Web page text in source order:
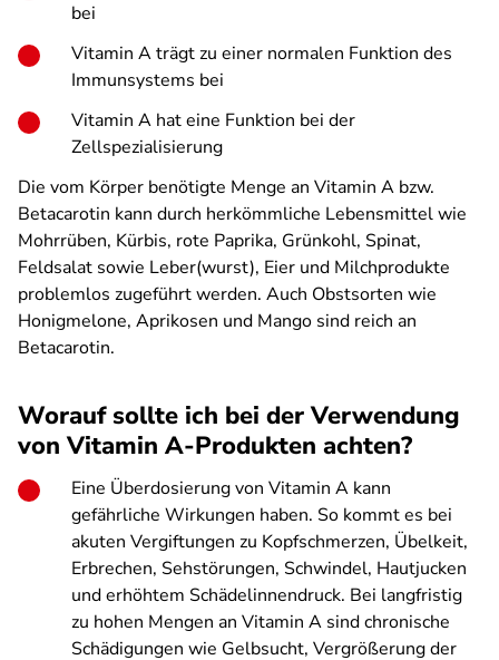
bei
Vitamin A trägt zu einer normalen Funktion des
Immunsystems bei
Vitamin A hat eine Funktion bei der
Zellspezialisierung
Die vom Körper benötigte Menge an Vitamin A bzw.
Betacarotin kann durch herkömmliche Lebensmittel wie
Mohrrüben, Kürbis, rote Paprika, Grünkohl, Spinat,
Feldsalat sowie Leber(wurst), Eier und Milchprodukte
problemlos zugeführt werden. Auch Obstsorten wie
Honigmelone, Aprikosen und Mango sind reich an
Betacarotin.
Worauf sollte ich bei der Verwendung
von Vitamin A-Produkten achten?
Eine Überdosierung von Vitamin A kann
gefährliche Wirkungen haben. So kommt es bei
akuten Vergiftungen zu Kopfschmerzen, Übelkeit,
Erbrechen, Sehstörungen, Schwindel, Hautjucken
und erhöhtem Schädelinnendruck. Bei langfristig
zu hohen Mengen an Vitamin A sind chronische
Schädigungen wie Gelbsucht, Vergrößerung der